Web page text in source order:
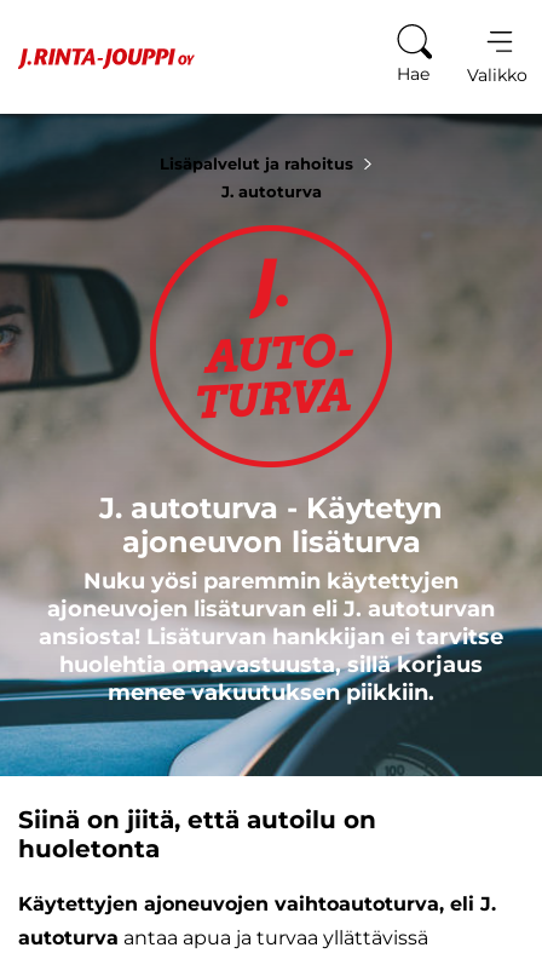
Hae Valikko
Lisäpalvelut ja rahoitus
J. autoturva
J. autoturva - Käytetyn
ajoneuvon lisäturva
Nuku yösi paremmin käytettyjen
ajoneuvojen lisäturvan eli J. autoturvan
ansiosta! Lisäturvan hankkijan ei tarvitse
huolehtia omavastuusta, sillä korjaus
menee vakuutuksen piikkiin.
Siinä on jiitä, että autoilu on
huoletonta
Käytettyjen ajoneuvojen vaihtoautoturva, eli J.
autoturva antaa apua ja turvaa yllättävissä